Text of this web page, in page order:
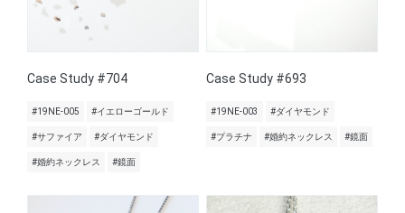
Case Study #704
#19NE-005 #イエローゴールド
#サファイア #ダイヤモンド
#婚約ネックレス #鏡面
Case Study #693
#19NE-003 #ダイヤモンド
#プラチナ #婚約ネックレス #鏡面